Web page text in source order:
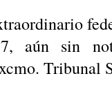
aún sin
Tribunal